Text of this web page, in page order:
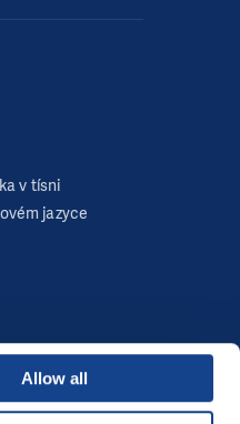
Allow all
v tísni
jazyce